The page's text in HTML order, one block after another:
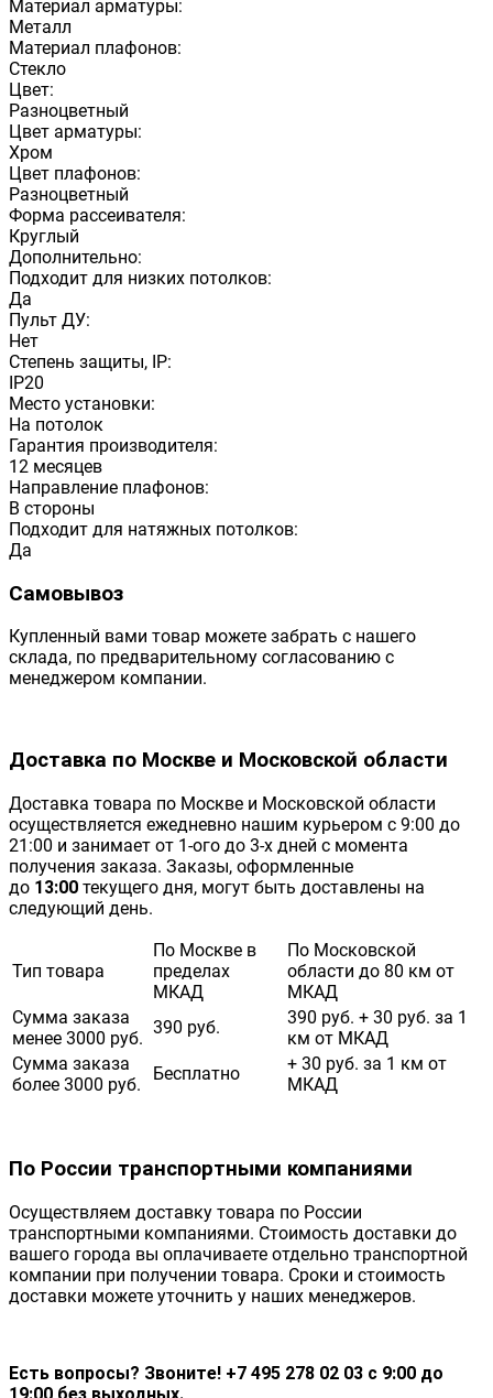
Материал арматуры:
Металл
Материал плафонов:
Стекло
Цвет:
Разноцветный
Цвет арматуры:
Хром
Цвет плафонов:
Разноцветный
Форма рассеивателя:
Круглый
Дополнительно:
Подходит для низких потолков:
Да
Пульт ДУ:
Нет
Степень защиты, IP:
IP20
Место установки:
На потолок
Гарантия производителя:
12 месяцев
Направление плафонов:
В стороны
Подходит для натяжных потолков:
Да
Самовывоз
Купленный вами товар можете забрать с нашего
склада, по предварительному согласованию с
менеджером компании.
Доставка по Москве и Московской области
Доставка товара по Москве и Московской области
осуществляется ежедневно нашим курьером с 9:00 до
21:00 и занимает от 1-ого до 3-х дней с момента
получения заказа. Заказы, оформленные
до 13:00 текущего дня, могут быть доставлены на
следующий день.
Тип товара
По Москве в
пределах
МКАД
По Московской
области до 80 км от
МКАД
Сумма заказа
менее 3000 руб.
390 руб.
390 руб. + 30 руб. за 1
км от МКАД
Сумма заказа
более 3000 руб.
Бесплатно
+ 30 руб. за 1 км от
МКАД
По России транспортными компаниями
Осуществляем доставку товара по России
транспортными компаниями. Стоимость доставки до
вашего города вы оплачиваете отдельно транспортной
компании при получении товара. Сроки и стоимость
доставки можете уточнить у наших менеджеров.
Есть вопросы? Звоните! +7 495 278 02 03 с 9:00 до